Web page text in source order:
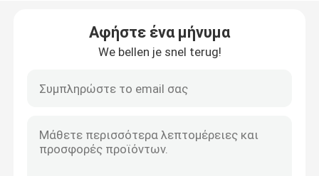
Εσωτερικός σωλήνας μοτοσικλετών
Τρίκυκλος εσωτερικός σωλήνας
Αφήστε ένα μήνυμα
We bellen je snel terug!